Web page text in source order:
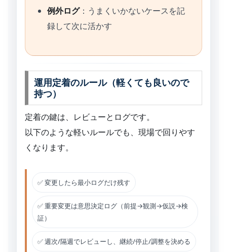
例外ログ：うまくいかないケースを記
録して次に活かす
運用定着のルール（軽くても良いので
持つ）
定着の鍵は、レビューとログです。
以下のような軽いルールでも、現場で回りやす
くなります。
✅ 変更したら最小ログだけ残す
✅ 重要変更は意思決定ログ（前提→観測→仮説→検
証）
✅ 週次/隔週でレビューし、継続/停止/調整を決める